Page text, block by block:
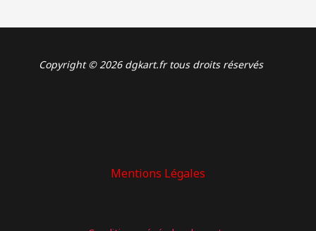
Copyright © 2026 dgkart.fr tous droits réservés
Mentions Légales